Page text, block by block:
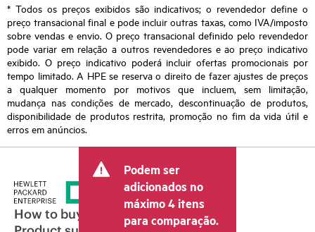
* Todos os preços exibidos são indicativos; o revendedor define o
preço transacional final e pode incluir outras taxas, como IVA/imposto
sobre vendas e envio. O preço transacional definido pelo revendedor
pode variar em relação a outros revendedores e ao preço indicativo
exibido. O preço indicativo poderá incluir ofertas promocionais por
tempo limitado. A HPE se reserva o direito de fazer ajustes de preços
a qualquer momento por motivos que incluem, sem limitação,
mudança nas condições de mercado, descontinuação de produtos,
disponibilidade de produtos restrita, promoção no fim da vida útil e
erros em anúncios.
Podem ser
adicionados no
máximo 4 itens
para comparação.
How to buy